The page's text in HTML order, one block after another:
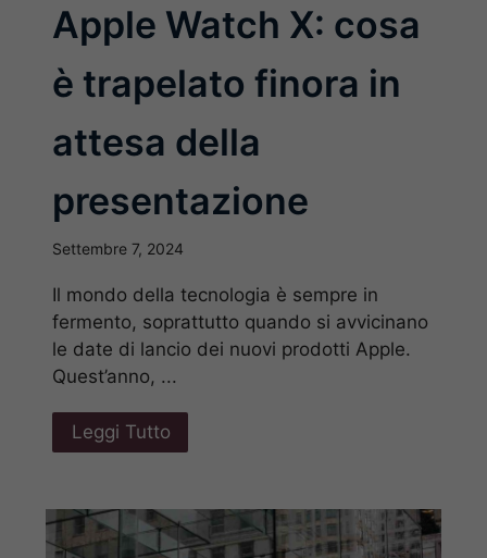
Apple Watch X: cosa
è trapelato finora in
attesa della
presentazione
Settembre 7, 2024
Il mondo della tecnologia è sempre in
fermento, soprattutto quando si avvicinano
le date di lancio dei nuovi prodotti Apple.
Quest’anno, ...
Leggi Tutto